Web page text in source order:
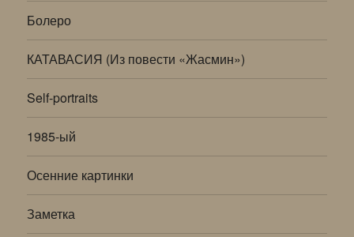
Болеро
КАТАВАСИЯ (Из повести «Жасмин»)
Self-portraits
1985-ый
Осенние картинки
Заметка